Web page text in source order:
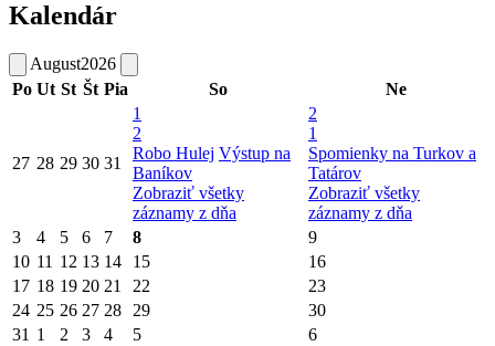
Kalendár
August2026
Po Ut St Št Pia So Ne
27 28 29 30 31
1
2
Robo Hulej Výstup na
Baníkov
Zobraziť všetky
záznamy z dňa
2
1
Spomienky na Turkov a
Tatárov
Zobraziť všetky
záznamy z dňa
3
4 5 6 7 8
9
10 11 12 13 14 15
16
17 18 19 20 21 22
23
24 25 26 27 28 29
30
31 1 2 3 4 5 6